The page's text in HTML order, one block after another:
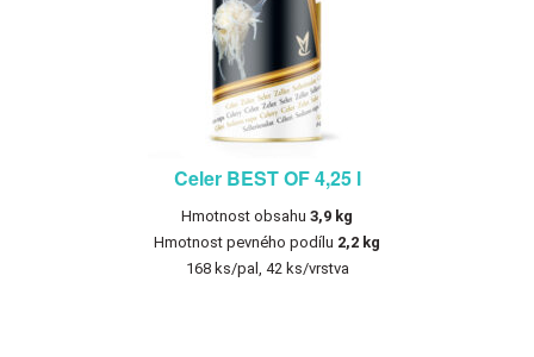
Celer BEST OF 4,25 l
Hmotnost obsahu 3,9 kg
Hmotnost pevného podílu 2,2 kg
168 ks/pal, 42 ks/vrstva